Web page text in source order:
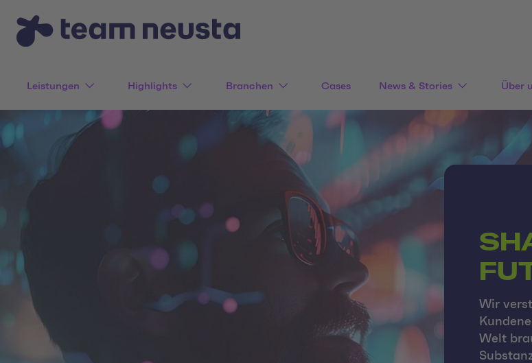
Leistungen Highlights Branchen Cases News & Stories Über
Wir
Welt